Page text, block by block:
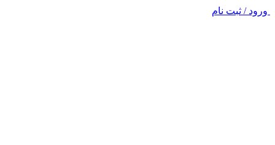
ورود / ثبت نام